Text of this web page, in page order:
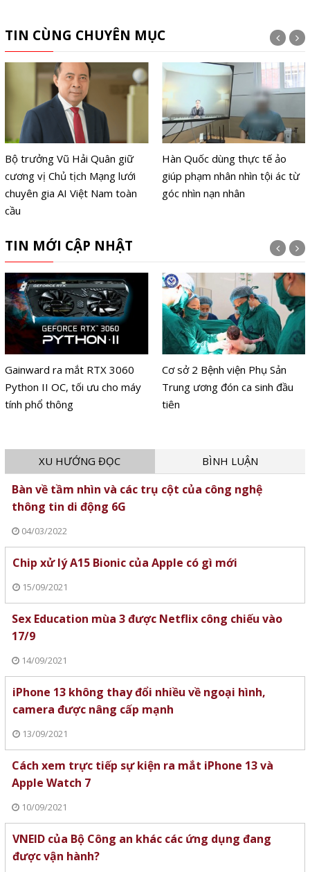
TIN CÙNG CHUYÊN MỤC
Bộ trưởng Vũ Hải Quân giữ
cương vị Chủ tịch Mạng lưới
chuyên gia AI Việt Nam toàn
cầu
Hàn Quốc dùng thực tế ảo
giúp phạm nhân nhìn tội ác từ
góc nhìn nạn nhân
TIN MỚI CẬP NHẬT
Gainward ra mắt RTX 3060
Python II OC, tối ưu cho máy
tính phổ thông
Cơ sở 2 Bệnh viện Phụ Sản
Trung ương đón ca sinh đầu
tiên
XU HƯỚNG ĐỌC BÌNH LUẬN
Bàn về tầm nhìn và các trụ cột của công nghệ
thông tin di động 6G
04/03/2022
Chip xử lý A15 Bionic của Apple có gì mới
15/09/2021
Sex Education mùa 3 được Netflix công chiếu vào
17/9
14/09/2021
iPhone 13 không thay đổi nhiều về ngoại hình,
camera được nâng cấp mạnh
13/09/2021
Cách xem trực tiếp sự kiện ra mắt iPhone 13 và
Apple Watch 7
10/09/2021
VNEID của Bộ Công an khác các ứng dụng đang
được vận hành?